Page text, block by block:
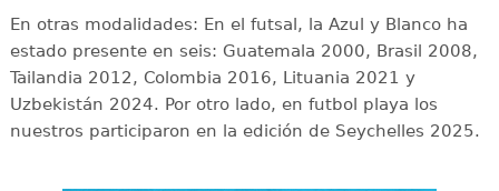
En otras modalidades: En el futsal, la Azul y Blanco ha
estado presente en seis: Guatemala 2000, Brasil 2008,
Tailandia 2012, Colombia 2016, Lituania 2021 y
Uzbekistán 2024. Por otro lado, en futbol playa los
nuestros participaron en la edición de Seychelles 2025.